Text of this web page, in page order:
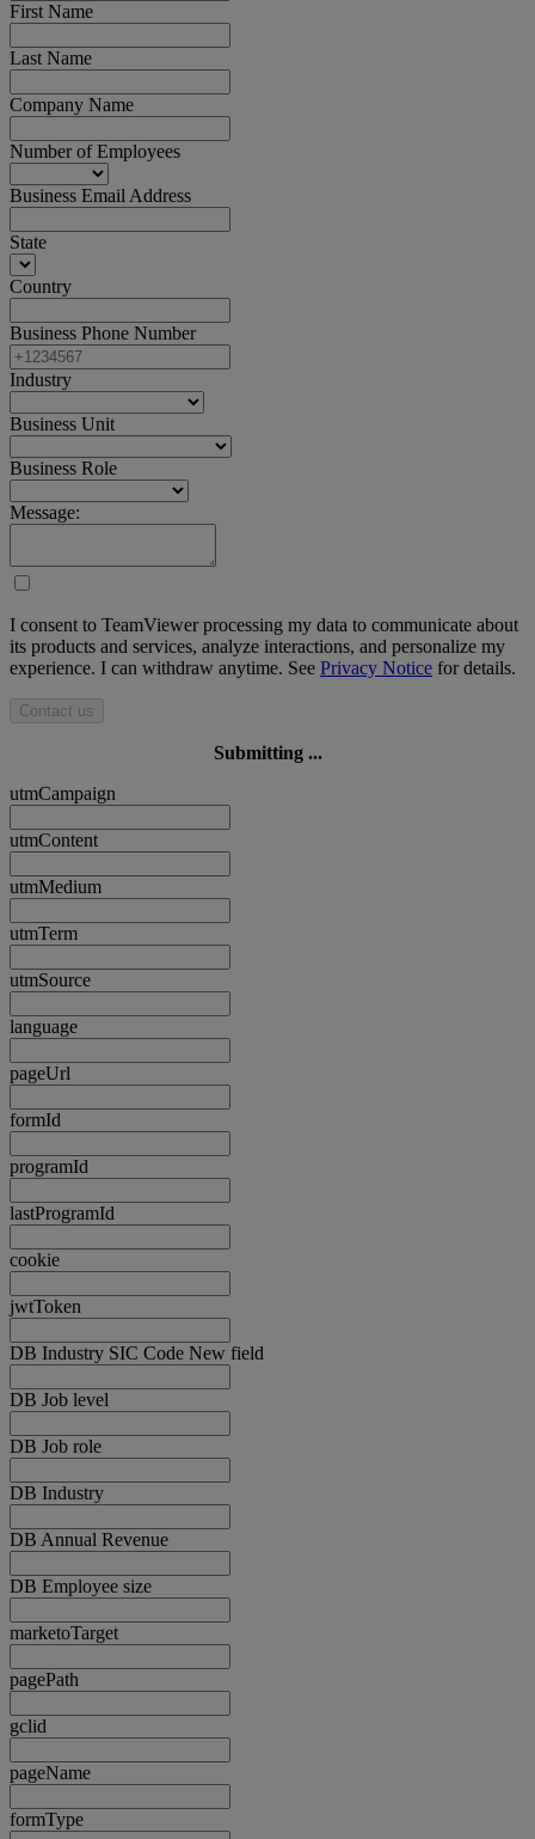
First Name
Last Name
Company Name
Number of Employees
Business Email Address
State
Country
Business Phone Number
Industry
Business Unit
Business Role
Message:
I consent to TeamViewer processing my data to communicate about
its products and services, analyze interactions, and personalize my
experience. I can withdraw anytime. See Privacy Notice for details.
Contact us
Submitting ...
utmCampaign
utmContent
utmMedium
utmTerm
utmSource
language
pageUrl
formId
programId
lastProgramId
cookie
jwtToken
DB Industry SIC Code New field
DB Job level
DB Job role
DB Industry
DB Annual Revenue
DB Employee size
marketoTarget
pagePath
gclid
pageName
formType